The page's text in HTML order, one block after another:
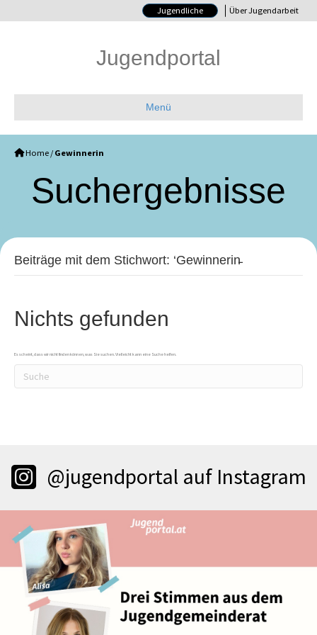
Jugendliche Über Jugendarbeit
Jugendportal
Menü
Home / Gewinnerin
Such­ergebnisse
Beiträge mit dem Stichwort: ‘Gewinnerin̵
Nichts gefunden
Es scheint, dass wir nicht finden können, was Sie suchen. Vielleicht kann eine Suche helfen.
@jugendportal auf Instagram